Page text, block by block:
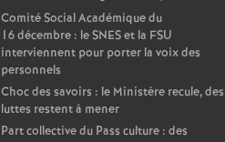
Comité Social Académique du
16 décembre : le SNES et la FSU
interviennent pour porter la voix des
personnels
Choc des savoirs : le Ministère recule, des
luttes restent à mener
Part collective du Pass culture : des